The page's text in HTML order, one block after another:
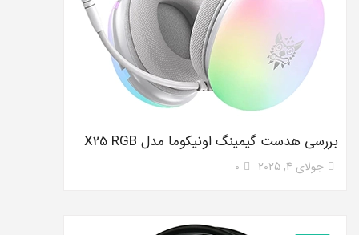
بررسی هدست گیمینگ اونیکوما مدل X25 RGB
جولای 4, 2025 0